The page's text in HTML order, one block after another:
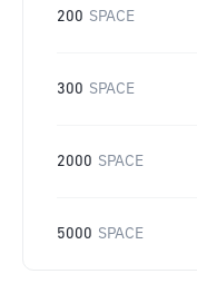
200 SPACE
300 SPACE
2000 SPACE
5000 SPACE